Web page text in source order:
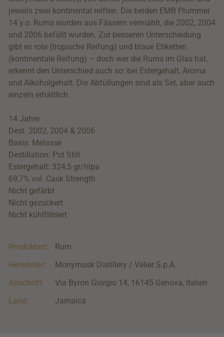
Produktart:
Rum
Hersteller:
Monymusk Distillery / Velier S.p.A.
Anschrift:
Via Byron Giorgio 14, 16145 Genova, Italien
Land:
Jamaica
jeweils zwei kontinental reiften. Die beiden EMB Plummer
14 y.o. Rums wurden aus Fässern vermählt, die 2002, 2004
und 2006 befüllt wurden. Zur besseren Unterscheidung
gibt es rote (tropische Reifung) und blaue Etiketten
(kontinentale Reifung) – doch wer die Rums im Glas hat,
erkennt den Unterschied auch so: bei Estergehalt, Aroma
und Alkoholgehalt. Die Abfüllungen sind als Set, aber auch
einzeln erhältlich.
14 Jahre
Dest. 2002, 2004 & 2006
Basis: Melasse
Destillation: Pot Still
Estergehalt: 324,5 gr/hlpa
69,7% vol. Cask Strength
Nicht gefärbt
Nicht gezuckert
Nicht kühlfiltriert